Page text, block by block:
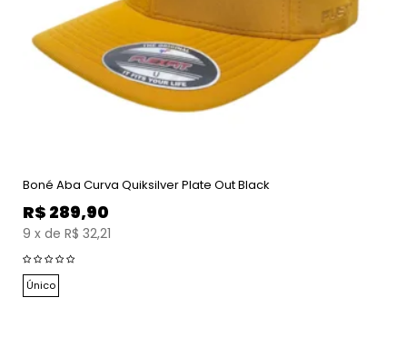
Boné Aba Curva Quiksilver Plate Out Black
R$ 289,90
9 x de R$ 32,21
Único